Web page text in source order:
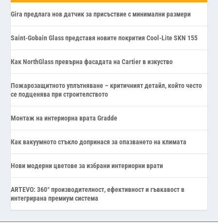
Gira предлага нов датчик за присъствие с минимални размери
Saint-Gobain Glass представя новите покрития Cool-Lite SKN 155
Как NorthGlass превърна фасадата на Cartier в изкуство
Пожарозащитното уплътняване – критичният детайл, който често
се подценява при строителството
Монтаж на интериорна врата Gradde
Как вакуумното стъкло допринася за опазването на климата
Нови модерни цветове за избрани интериорни врати
ARTEVO: 360° производителност, ефективност и гъвкавост в
интегрирана премиум система